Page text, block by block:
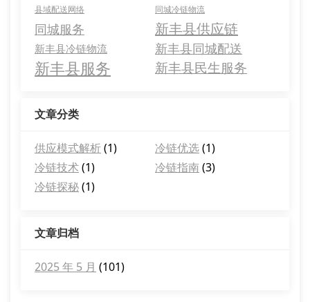
县域配送网络 同城冷链物流
同城服务 新丰县供应链
新丰县冷链物流 新丰县同城配送
新丰县服务 新丰县民生服务
文章分类
供应模式解析(1) 冷链优选(1)
冷链技术(1) 冷链指南(3)
冷链探秘(1)
文章归档
2025 年 5 月 (101)